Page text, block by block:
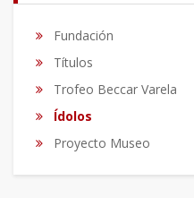
Fundación
Títulos
Trofeo Beccar Varela
Ídolos
Proyecto Museo